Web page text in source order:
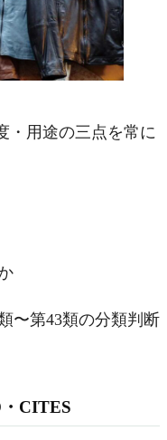
・用途の三点を常に
〜第43類の分類判断
CITES